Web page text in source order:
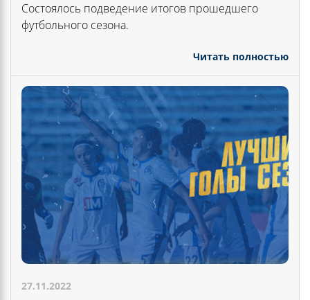
Состоялось подведение итогов прошедшего
футбольного сезона.
Читать полностью
27.11.2022